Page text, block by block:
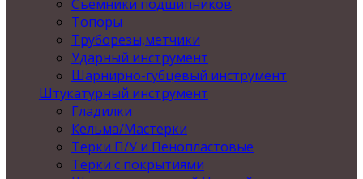
Съемники подшипников
Топоры
Труборезы,метчики
Ударный инструмент
Шарнирно-губцевый инструмент
Штукатурный инструмент
Гладилки
Кельма/Мастерки
Терки П/У и Пенопластовые
Терки с покрытиями